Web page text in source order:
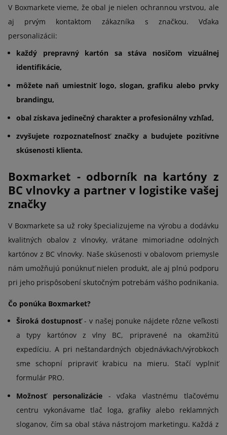
V Boxmarkete vieme, že obal je nielen ochrannou vrstvou, ale
aj prvým kontaktom zákazníka s značkou. Vďaka
personalizácii:
každý prepravný kartón sa stáva nosičom vizuálnej
identifikácie,
môžete naň umiestniť logo, slogan, grafiku alebo prvky
brandingu,
obal získava jedinečný charakter a profesionálny vzhľad,
zvyšujete rozpoznateľnosť značky a budujete pozitívne
skúsenosti klienta.
Boxmarket - odborník na kartóny z
BC vlnovky a partner v logistike vašej
značky
V Boxmarkete sa už roky špecializujeme na výrobu a dodávku
kvalitných obalov z vlnovky, vrátane mimoriadne odolných
kartónov z BC vlnovky. Naše skúsenosti v obalovom priemysle
nám umožňujú ponúknuť nielen produkt, ale aj plnú podporu
pri jeho prispôsobení skutočným potrebám vášho podnikania.
Čo ponúka Boxmarket?
Široká dostupnosť- v našej ponuke nájdete rôzne veľkosti
a typy kartónov z vlny BC, pripravené na okamžitú
expedíciu. A pri neštandardných objednávkach/výrobkoch
sme schopní pripraviť krabicu na mieru. Stačí vyplniť
formulár PRO.
Možnosť personalizácie- vďaka vlastnému tlačovému
centru vykonávame tlač loga, grafiky alebo reklamných
sloganov, čím sa obal stáva nástrojom marketingu. Každá z